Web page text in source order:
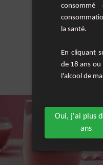
Les
consommé
la santé.
En cliquant
de 18 ans ou
l'alcool de
Oui, j'ai plus
ans